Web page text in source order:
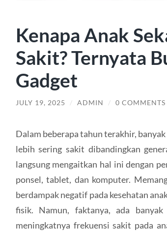
Kenapa Anak
Sakit? Ternyata
Gadget
JULY 19, 2025 / ADMIN / 0 COMMENTS
Dalam beberapa tahun terakhir,
lebih sering sakit dibandingkan
langsung mengaitkan hal ini dengan
ponsel, tablet, dan komputer.
berdampak negatif pada kesehatan
fisik. Namun, faktanya, ada
meningkatnya frekuensi sakit pada